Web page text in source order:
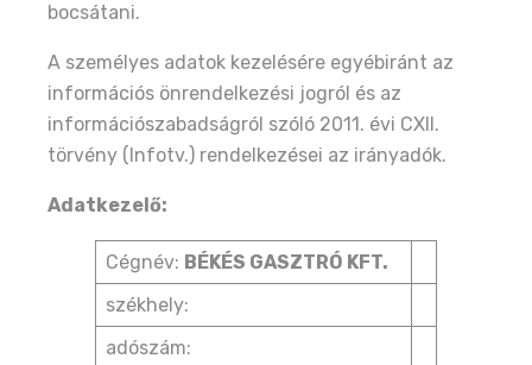
bocsátani.
A személyes adatok kezelésére egyébiránt az
információs önrendelkezési jogról és az
információszabadságról szóló 2011. évi CXII.
törvény (Infotv.) rendelkezései az irányadók.
Adatkezelő:
Cégnév: BÉKÉS GASZTRÓ KFT.
székhely:
adószám: